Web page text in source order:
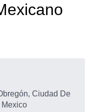
Ciudad De
Mexico